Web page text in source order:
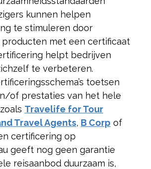
kunnen helpen
te stimuleren door
met een certificaat
helpt bedrijven
te verbeteren.
toetsen
of prestaties van het hele
Travelife for Tour
Travel Agents, B Corp of
certificering op
geeft nog geen garantie
reisaanbod duurzaam is,